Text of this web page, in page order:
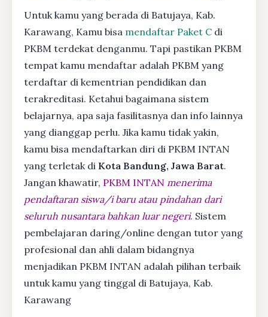
Untuk kamu yang berada di Batujaya, Kab.
Karawang, Kamu bisa mendaftar Paket C di
PKBM terdekat denganmu. Tapi pastikan PKBM
tempat kamu mendaftar adalah PKBM yang
terdaftar di kementrian pendidikan dan
terakreditasi. Ketahui bagaimana sistem
belajarnya, apa saja fasilitasnya dan info lainnya
yang dianggap perlu. Jika kamu tidak yakin,
kamu bisa mendaftarkan diri di PKBM INTAN
yang terletak di Kota Bandung, Jawa Barat.
Jangan khawatir, PKBM INTAN menerima
pendaftaran siswa/i baru atau pindahan dari
seluruh nusantara bahkan luar negeri. Sistem
pembelajaran daring/online dengan tutor yang
profesional dan ahli dalam bidangnya
menjadikan PKBM INTAN adalah pilihan terbaik
untuk kamu yang tinggal di Batujaya, Kab.
Karawang